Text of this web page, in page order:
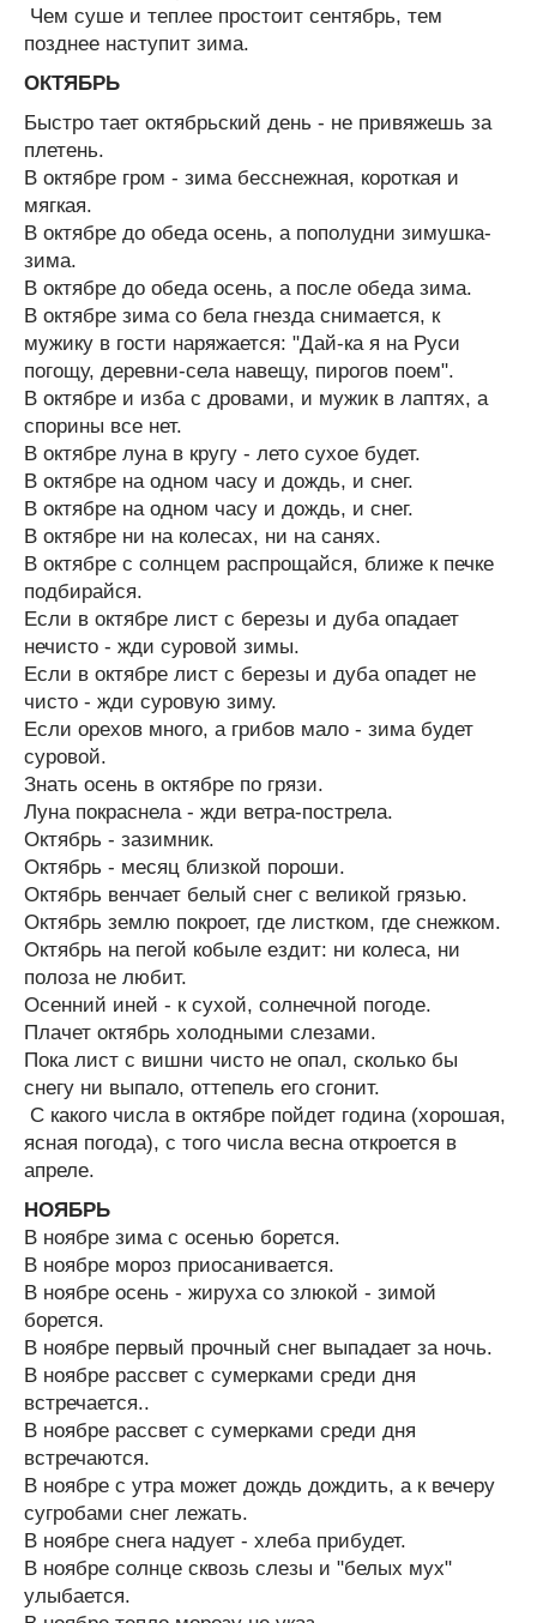
Чем суше и теплее простоит сентябрь, тем
позднее наступит зима.
ОКТЯБРЬ
Быстро тает октябрьский день - не привяжешь за
плетень.
В октябре гром - зима бесснежная, короткая и
мягкая.
В октябре до обеда осень, а пополудни зимушка-
зима.
В октябре до обеда осень, а после обеда зима.
В октябре зима со бела гнезда снимается, к
мужику в гости наряжается: "Дай-ка я на Руси
погощу, деревни-села навещу, пирогов поем".
В октябре и изба с дровами, и мужик в лаптях, а
спорины все нет.
В октябре луна в кругу - лето сухое будет.
В октябре на одном часу и дождь, и снег.
В октябре на одном часу и дождь, и снег.
В октябре ни на колесах, ни на санях.
В октябре с солнцем распрощайся, ближе к печке
подбирайся.
Если в октябре лист с березы и дуба опадает
нечисто - жди суровой зимы.
Если в октябре лист с березы и дуба опадет не
чисто - жди суровую зиму.
Если орехов много, а грибов мало - зима будет
суровой.
Знать осень в октябре по грязи.
Луна покраснела - жди ветра-пострела.
Октябрь - зазимник.
Октябрь - месяц близкой пороши.
Октябрь венчает белый снег с великой грязью.
Октябрь землю покроет, где листком, где снежком.
Октябрь на пегой кобыле ездит: ни колеса, ни
полоза не любит.
Осенний иней - к сухой, солнечной погоде.
Плачет октябрь холодными слезами.
Пока лист с вишни чисто не опал, сколько бы
снегу ни выпало, оттепель его сгонит.
С какого числа в октябре пойдет година (хорошая,
ясная погода), с того числа весна откроется в
апреле.
НОЯБРЬ
В ноябре зима с осенью борется.
В ноябре мороз приосанивается.
В ноябре осень - жируха со злюкой - зимой
борется.
В ноябре первый прочный снег выпадает за ночь.
В ноябре рассвет с сумерками среди дня
встречается..
В ноябре рассвет с сумерками среди дня
встречаются.
В ноябре с утра может дождь дождить, а к вечеру
сугробами снег лежать.
В ноябре снега надует - хлеба прибудет.
В ноябре солнце сквозь слезы и "белых мух"
улыбается.